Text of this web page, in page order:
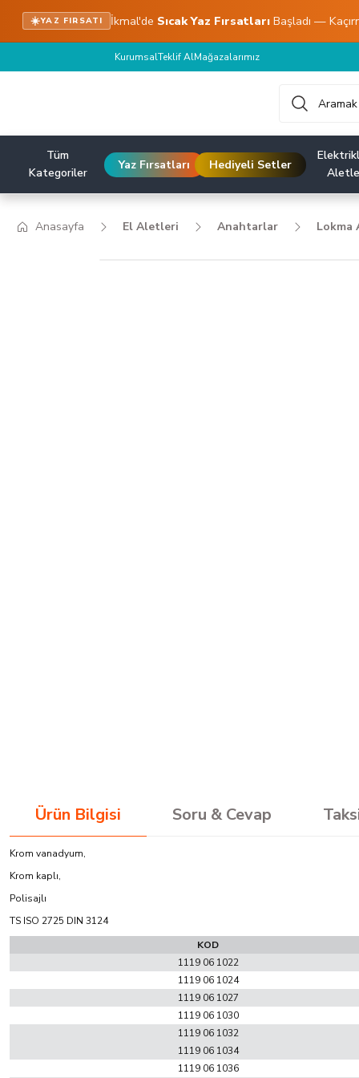
☀️YAZ FIRSATI İkmal'de Sıcak Yaz Fırsatları Başladı —
KurumsalTeklif AlMağazalarımız
Tüm
Kategoriler
Yaz Fırsatları Hediyeli Setler
Anasayfa El Aletleri Anahtarlar Lokma
Ürün Bilgisi Soru & Cevap
Krom vanadyum,
Krom kaplı,
Polisajlı
TS ISO 2725 DIN 3124
KOD
1119 06 1022
1119 06 1024
1119 06 1027
1119 06 1030
1119 06 1032
1119 06 1034
1119 06 1036